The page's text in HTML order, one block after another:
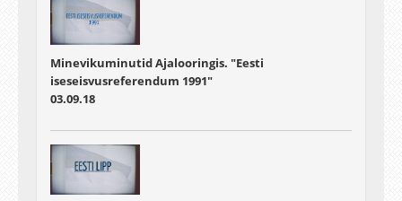
Minevikuminutid Ajalooringis. "Eesti
iseseisvusreferendum 1991"
03.09.18